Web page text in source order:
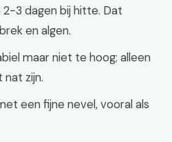
3 dagen bij hitte. Dat
en algen.
maar niet te hoog; alleen
zijn.
een fijne nevel, vooral als